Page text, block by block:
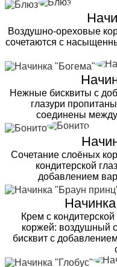
Воздушно-ореховые
сочетаются с
Нежные бисквиты с
глазури
соединены
Сочетание слоёных
кондитерской
добавлением
Крем с
коржей: воздушный
бисквит с